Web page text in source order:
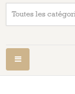
Navigation
bascule